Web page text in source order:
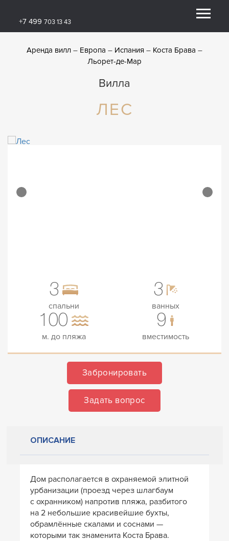
+7 499 703 13 43
Аренда вилл Европа Испания
Коста Брава
Льорет-де-Мар
Вилла
ЛЕС
3
спальни
3
ванных
100
м. до пляжа
9
вместимость
Забронировать
Задать вопрос
ОПИСАНИЕ
Дом располагается в охраняемой элитной
урбанизации (проезд через шлагбаум
с охранником) напротив пляжа, разбитого
на 2 небольшие красивейшие бухты,
обрамлённые скалами и соснами —
которыми так знаменита Коста Брава.